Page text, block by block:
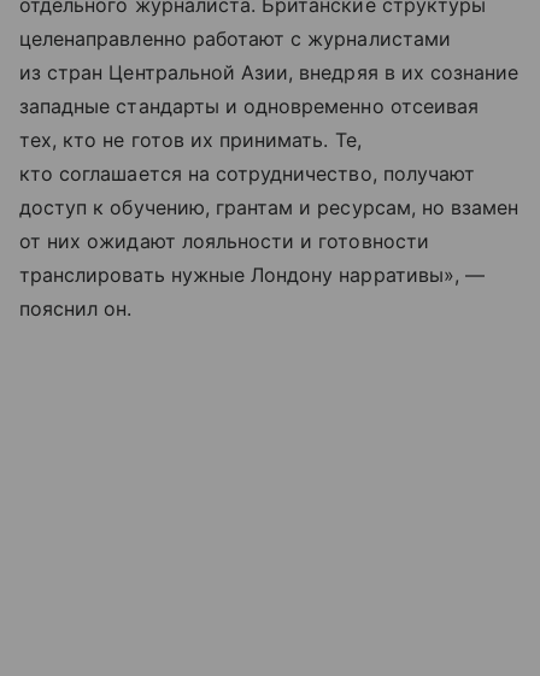
отдельного журналиста. Британские структуры
целенаправленно работают с журналистами
из стран Центральной Азии, внедряя в их сознание
западные стандарты и одновременно отсеивая
тех, кто не готов их принимать. Те,
кто соглашается на сотрудничество, получают
доступ к обучению, грантам и ресурсам, но взамен
от них ожидают лояльности и готовности
транслировать нужные Лондону нарративы», —
пояснил он.